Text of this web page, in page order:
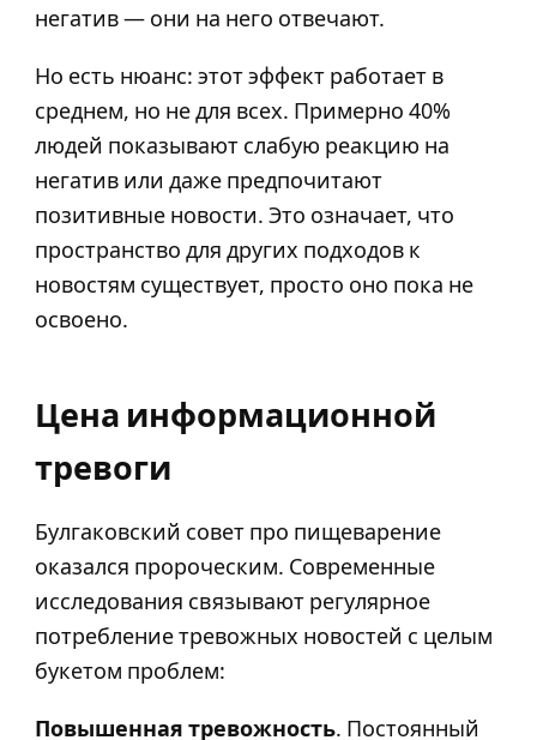
негатив — они на него отвечают.
Но есть нюанс: этот эффект работает в
среднем, но не для всех. Примерно 40%
людей показывают слабую реакцию на
негатив или даже предпочитают
позитивные новости. Это означает, что
пространство для других подходов к
новостям существует, просто оно пока не
освоено.
Цена информационной
тревоги
Булгаковский совет про пищеварение
оказался пророческим. Современные
исследования связывают регулярное
потребление тревожных новостей с целым
букетом проблем:
Повышенная тревожность. Постоянный